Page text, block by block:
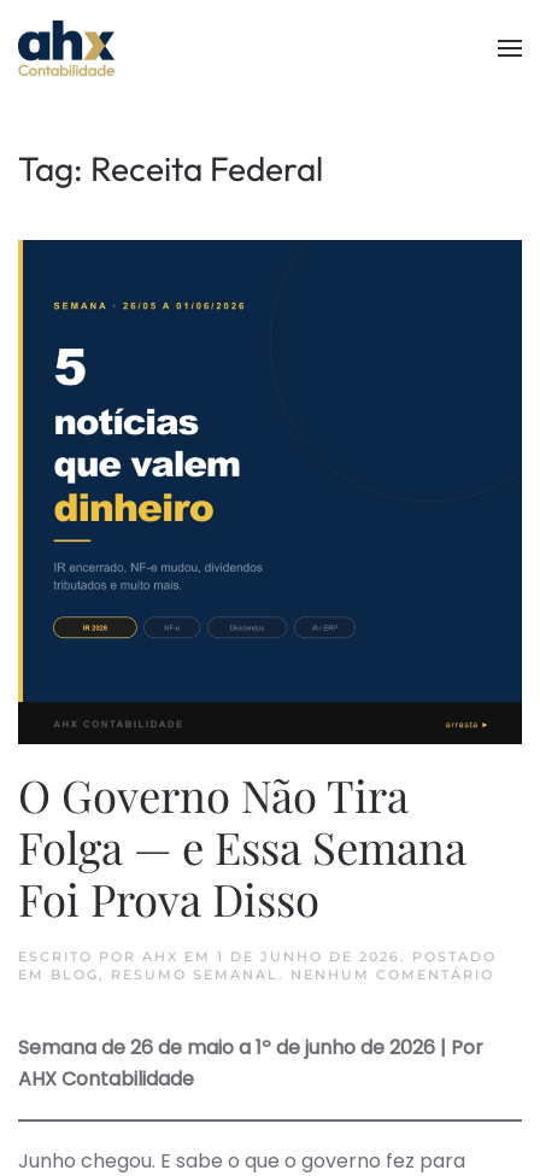
Skip to main content
Tag: Receita Federal
O Governo Não Tira
Folga — e Essa Semana
Foi Prova Disso
ESCRITO POR AHX EM 1 DE JUNHO DE 2026. POSTADO
EM BLOG, RESUMO SEMANAL. NENHUM COMENTÁRIO
ESSA
Semana de 26 de maio a 1º de junho de 2026 | Por
AHX Contabilidade
Junho chegou. E sabe o que o governo fez para